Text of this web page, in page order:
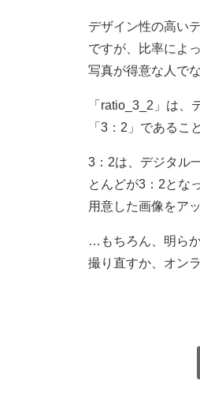
デザイン性の高い
ですが、比率によ
写真が得意な人で
「ratio_3_2」は
「3：2」であるこ
3：2は、デジタル
とんどが3：2とな
用意した画像をア
…もちろん、明ら
撮り直すか、オン